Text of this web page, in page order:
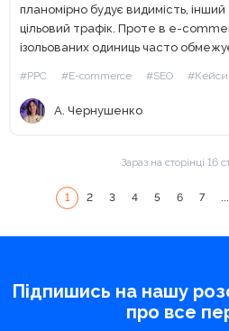
планомірно будує видимість,
цільовий трафік. Проте в e-
ізольованих одиниць часто обмежує
#PPC #E-commerce #SEO #Кейси
А. Чернушенко
Зараз на сторінці 16
1 2 3 4 5 6 7
Підпишись на нашу
про все